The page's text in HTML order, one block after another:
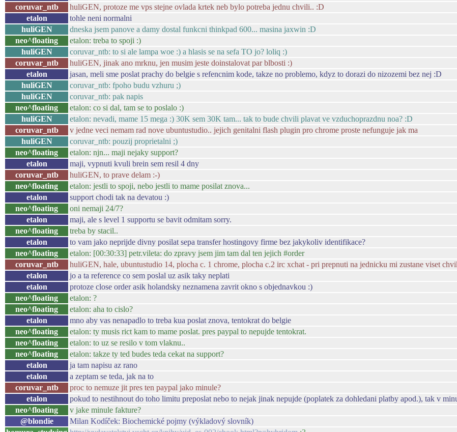
coruvar_ntb
huliGEN, protoze me vps stejne ovlada krtek neb bylo potreba jednu chvili.. :D
etalon
tohle neni normalni
huliGEN
dneska jsem panove a damy dostal funkcni thinkpad 600... masina jaxwin :D
neo^floating
etalon: treba to spoji :)
huliGEN
coruvar_ntb: to si ale lampa woe :) a hlasis se na sefa TO jo? loliq :)
coruvar_ntb
huliGEN, jinak ano mrknu, jen musim jeste doinstalovat par blbosti :)
etalon
jasan, meli sme poslat prachy do belgie s refencnim kode, takze no problemo, kdyz to dorazi do nizozemi bez nej :D
huliGEN
coruvar_ntb: fpoho budu vzhuru ;)
huliGEN
coruvar_ntb: pak napis
neo^floating
etalon: co si dal, tam se to poslalo :)
huliGEN
etalon: nevadi, mame 15 mega :) 30K sem 30K tam... tak to bude chvili plavat ve vzduchoprazdnu noa? :D
coruvar_ntb
v jedne veci nemam rad nove ubuntustudio.. jejich genitalni flash plugin pro chrome proste nefunguje jak ma
huliGEN
coruvar_ntb: pouzij proprietalni ;)
neo^floating
etalon: njn... maji nejaky support?
etalon
maji, vypnuti kvuli brein sem resil 4 dny
coruvar_ntb
huliGEN, to prave delam :-)
neo^floating
etalon: jestli to spoji, nebo jestli to mame posilat znova...
etalon
support chodi tak na devatou :)
neo^floating
oni nemaji 24/7?
etalon
maji, ale s level 1 supportu se bavit odmitam sorry.
neo^floating
treba by stacil..
etalon
to vam jako neprijde divny posilat sepa transfer hostingovy firme bez jakykoliv identifikace?
neo^floating
etalon: [00:30:33] petr.vileta: do zpravy jsem jim tam dal ten jejich #order
coruvar_ntb
huliGEN, hale, ubuntustudio 14, plocha c. 1 chrome, plocha c.2 irc xchat - pri prepnuti na jednicku mi zustane viset
etalon
jo a ta reference co sem poslal uz asik taky neplati
etalon
protoze close order asik holandsky neznamena zavrit okno s objednavkou :)
neo^floating
etalon: ?
neo^floating
etalon: aha to cislo?
etalon
mno aby vas nenapadlo to treba kua poslat znova, tentokrat do belgie
neo^floating
etalon: ty musis rict kam to mame poslat. pres paypal to nepujde tentokrat.
neo^floating
etalon: to uz se resilo v tom vlaknu..
neo^floating
etalon: takze ty ted budes teda cekat na support?
etalon
ja tam napisu az rano
etalon
a zeptam se teda, jak na to
coruvar_ntb
proc to nemuze jit pres ten paypal jako minule?
etalon
pokud to nestihnout do toho limitu preposlat nebo to nejak jinak nepujde (poplatek za dohledani platby apod.), tak v
neo^floating
v jake minule fakture?
@blondie
Milan Kodíček: Biochemické pojmy (výkladový slovník)